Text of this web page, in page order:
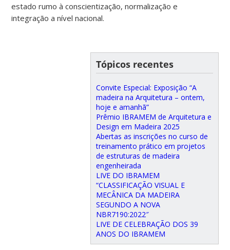
estado rumo à conscientização, normalização e
integração a nível nacional.
Tópicos recentes
Convite Especial: Exposição “A
madeira na Arquitetura – ontem,
hoje e amanhã”
Prêmio IBRAMEM de Arquitetura e
Design em Madeira 2025
Abertas as inscrições no curso de
treinamento prático em projetos
de estruturas de madeira
engenheirada
LIVE DO IBRAMEM
“CLASSIFICAÇÃO VISUAL E
MECÂNICA DA MADEIRA
SEGUNDO A NOVA
NBR7190:2022″
LIVE DE CELEBRAÇÃO DOS 39
ANOS DO IBRAMEM